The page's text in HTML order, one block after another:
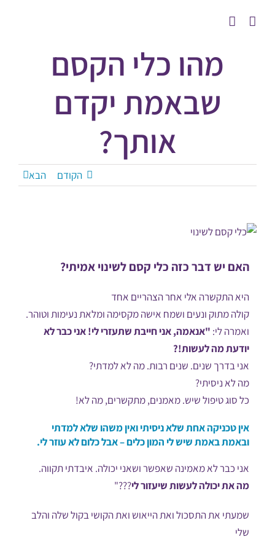
לתוכן
מהו כלי הקסם
שבאמת יקדם
אותך?
הקודם הבא
האם יש דבר כזה כלי קסם לשינוי אמיתי?
היא התקשרה אלי אחר הצהריים אחד
קולה מתוק ונעים ושמח אישה מקסימה ומלאת נעימות וטוהר.
ואמרה לי: "אנאמה, אני חייבת שתעזרי לי! אני כבר לא
יודעת מה לעשות!?
אני בדרך שנים. שנים רבות. מה לא למדתי?
מה לא ניסיתי?
כל סוג טיפול שיש. מאמנים, מתקשרים, מה לא!
אין טכניקה אחת שלא ניסיתי ואין משהו שלא למדתי
ובאמת באמת שיש לי המון כלים – אבל כלום לא עוזר לי.
אני כבר לא מאמינה שאפשר ושאני יכולה. איבדתי תקווה.
מה את יכולה לעשות שיעזור לי???"
שמעתי את התסכול ואת הייאוש ואת הקושי בקול שלה והלב
שלי